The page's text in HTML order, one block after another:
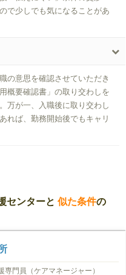
で少しでも気になることがあ
の意思を確認させていただき
概要確認書」の取り交わしを
万が一、入職後に取り交わし
れば、勤務開始後でもキャリ
センターと 似た条件の
専門員（ケアマネージャー）